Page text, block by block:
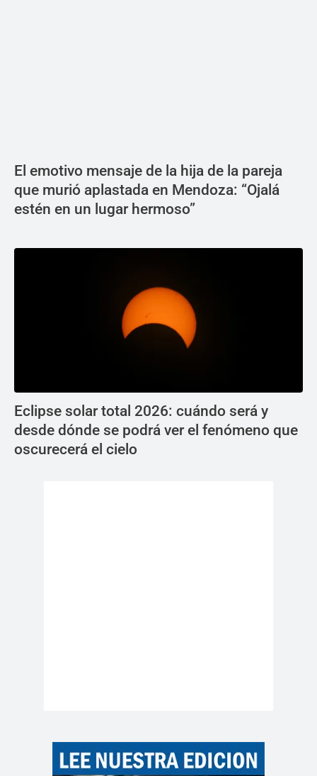
El emotivo mensaje de la hija de la pareja
que murió aplastada en Mendoza: “Ojalá
estén en un lugar hermoso”
Eclipse solar total 2026: cuándo será y
desde dónde se podrá ver el fenómeno que
oscurecerá el cielo